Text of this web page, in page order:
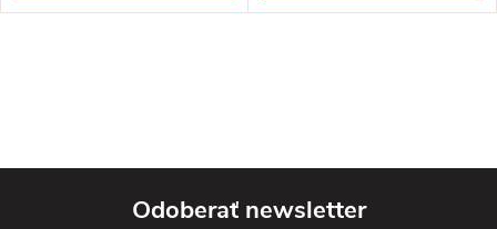
Odoberať newsletter